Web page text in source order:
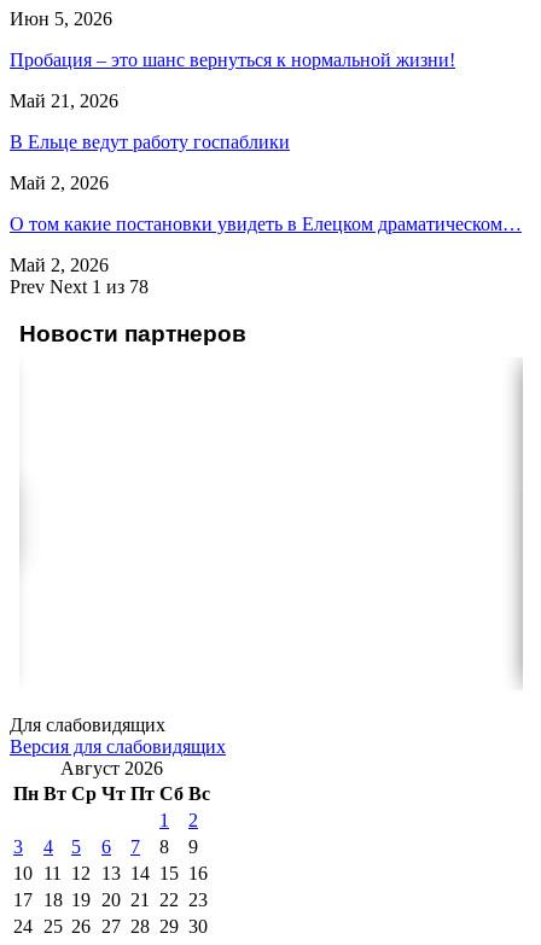
Июн 5, 2026
Пробация – это шанс вернуться к нормальной жизни!
Май 21, 2026
В Ельце ведут работу госпаблики
Май 2, 2026
О том какие постановки увидеть в Елецком драматическом…
Май 2, 2026
Prev Next 1 из 78
Новости партнеров
Для слабовидящих
Версия для слабовидящих
Август 2026
Пн Вт Ср Чт Пт Сб Вс
1
2
3
4 5 6 7 8
9
10 11 12 13 14 15 16
17 18 19 20 21 22 23
24 25 26 27 28 29 30